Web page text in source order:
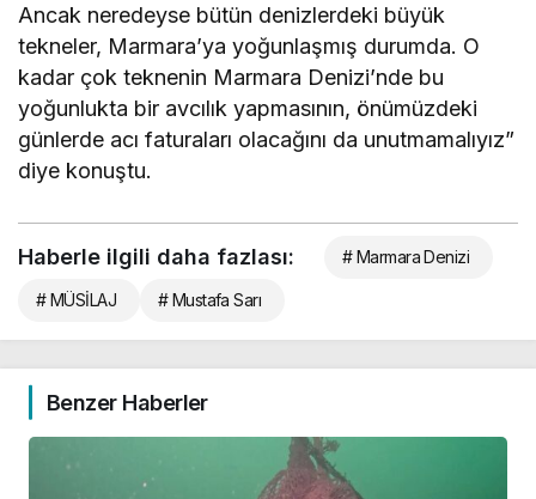
Ancak neredeyse bütün denizlerdeki büyük
tekneler, Marmara’ya yoğunlaşmış durumda. O
kadar çok teknenin Marmara Denizi’nde bu
yoğunlukta bir avcılık yapmasının, önümüzdeki
günlerde acı faturaları olacağını da unutmamalıyız”
diye konuştu.
Haberle ilgili daha fazlası: # Marmara Denizi
# MÜSİLAJ # Mustafa Sarı
Benzer Haberler